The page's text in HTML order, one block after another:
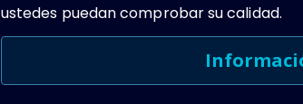
ustedes puedan comprobar su calidad.